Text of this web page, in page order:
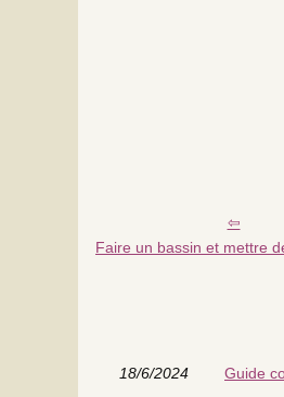
Faire un bassin et mettre
18/6/2024 Guide